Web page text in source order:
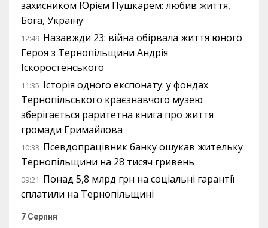
захисником Юрієм Пушкарем: любив життя,
Бога, Україну
12:49 Назавжди 23: війна обірвала життя юного
Героя з Тернопільщини Андрія
Іскоростенського
11:35 Історія одного експонату: у фондах
Тернопільського краєзнавчого музею
зберігається раритетна книга про життя
громади Гримайлова
10:33 Псевдопрацівник банку ошукав жительку
Тернопільщини на 28 тисяч гривень
09:21 Понад 5,8 млрд грн на соціальні гарантії
сплатили на Тернопільщині
7 Серпня